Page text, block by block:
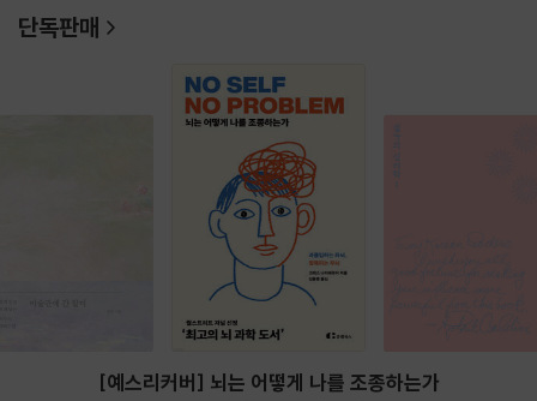
단독판매
[예스리커버] 뇌는 어떻게 나를 조종하는가